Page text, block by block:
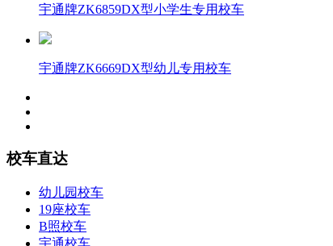
宇通牌ZK6859DX型小学生专用校车
宇通牌ZK6669DX型幼儿专用校车
校车直达
幼儿园校车
19座校车
B照校车
宇通校车